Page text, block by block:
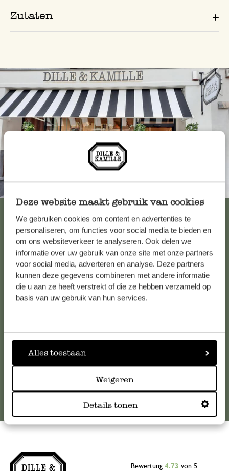
Deze website maakt gebruik van cookies
We gebruiken cookies om content en advertenties te
personaliseren, om functies voor social media te bieden en
om ons websiteverkeer te analyseren. Ook delen we
informatie over uw gebruik van onze site met onze partners
voor social media, adverteren en analyse. Deze partners
kunnen deze gegevens combineren met andere informatie
die u aan ze heeft verstrekt of die ze hebben verzameld op
basis van uw gebruik van hun services.
Alles toestaan
Weigeren
Details tonen
Zutaten
Alle 62 Geschäfte anzeigen
Kundenservice/Hilfe
Falls Sie Fragen haben oder Tipps und Hilfe brauchen, wenden
Sie sich bitte an unseren Kundenservice. Oder lesen Sie hier
Online-Kundenservice
Bewertung 4.73 von 5